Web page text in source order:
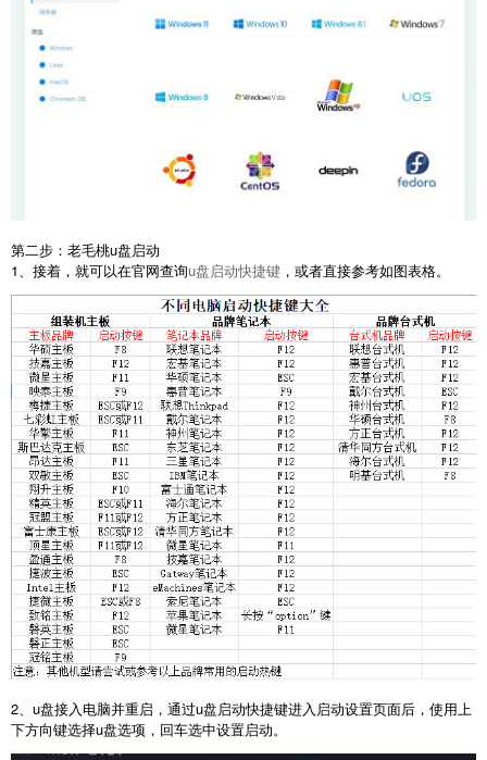
第二步：老毛桃u盘启动
1、接着，就可以在官网查询u盘启动快捷键 ，或者直接参考如图表格。
2、u盘接入电脑并重启，通过u盘启动快捷键进入启动设置页面后，使用上
下方向键选择u盘选项，回车选中设置启动。